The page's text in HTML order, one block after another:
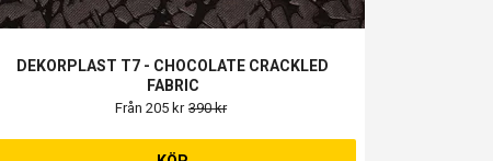
DEKORPLAST T7 - CHOCOLATE CRACKLED
FABRIC
Från 205 kr 390 kr